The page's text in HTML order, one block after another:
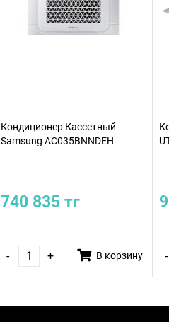
Кондиционер Кассетный
Samsung AC035BNNDEH
740 835 тг
- + В корзину -